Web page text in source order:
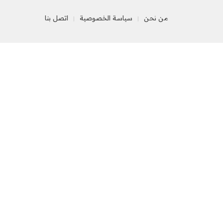
من نحن سياسة الخصوصية اتصل بنا